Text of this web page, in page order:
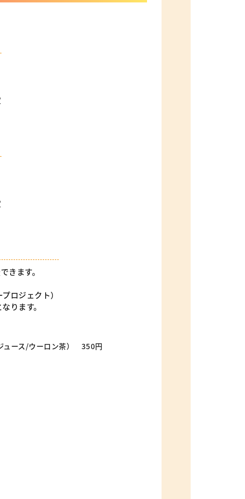
きます。
ロジェクト）
ります。
ュース/ウーロン茶） 350円